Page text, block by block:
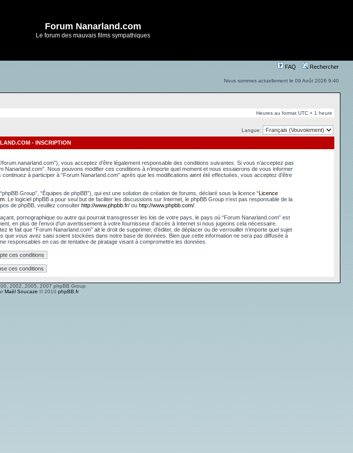
Forum Nanarland.com
Le forum des mauvais films sympathiques
FAQ Rechercher
Nous sommes actuellement le 09 Août 2026 9:40
Heures au format UTC + 1 heure
Langue:
- INSCRIPTION
vous acceptez d’être légalement responsable des conditions suivantes. Si vous n’acceptez pas
Nous pouvons modifier ces conditions à n’importe quel moment et nous essaierons de vous informer
à participer à “Forum Nanarland.com” après que les modifications aient été effectuées, vous acceptez d’être
Group”, “Équipes de phpBB”), qui est une solution de création de forums, déclaré sous la licence “Licence
. Le logiciel phpBB a pour seul but de faciliter les discussions sur Internet, le phpBB Group n’est pas responsable de la
de phpBB, veuillez consulter http://www.phpbb.fr/ou http://www.phpbb.com/.
pornographique ou autre qui pourrait transgresser les lois de votre pays, le pays où “Forum Nanarland.com” est
en plus de l’envoi d’un avertissement à votre fournisseur d’accès à Internet si nous jugeons cela nécessaire.
fait que “Forum Nanarland.com” ait le droit de supprimer, d’éditer, de déplacer ou de verrouiller n’importe quel sujet
vous avez saisi soient stockées dans notre base de données. Bien que cette information ne sera pas diffusée à
responsables en cas de tentative de piratage visant à compromettre les données.
2002, 2005, 2007 phpBB Group
Maël Soucaze© 2010phpBB.fr